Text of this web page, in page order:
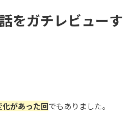
をガチレビューす
があった回でもありました。